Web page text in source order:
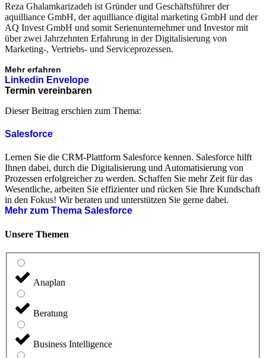
Reza Ghalamkarizadeh ist Gründer und Geschäftsführer der
aquilliance GmbH, der aquilliance digital marketing GmbH und der
AQ Invest GmbH und somit Serienunternehmer und Investor mit
über zwei Jahrzehnten Erfahrung in der Digitalisierung von
Marketing-, Vertriebs- und Serviceprozessen.
Mehr erfahren
Linkedin Envelope
Termin vereinbaren
Dieser Beitrag erschien zum Thema:
Salesforce
Lernen Sie die CRM-Plattform Salesforce kennen. Salesforce hilft
Ihnen dabei, durch die Digitalisierung und Automatisierung von
Prozessen erfolgreicher zu werden. Schaffen Sie mehr Zeit für das
Wesentliche, arbeiten Sie effizienter und rücken Sie Ihre Kundschaft
in den Fokus! Wir beraten und unterstützen Sie gerne dabei.
Mehr zum Thema Salesforce
Unsere Themen
Anaplan
Beratung
Business Intelligence